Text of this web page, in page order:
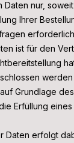
nur,
Ihrer
ist für den
werden
Grundlage des
Erfüllung
Daten erfolgt